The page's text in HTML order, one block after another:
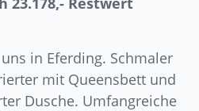
in Eferding. Schmaler
mit Queensbett und
Dusche. Umfangreiche